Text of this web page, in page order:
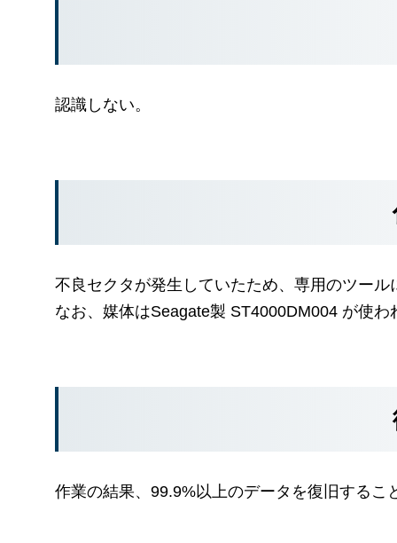
認識しない。
不良セクタが発生していたため、専用のツー
なお、媒体はSeagate製 ST4000DM004 が使わ
作業の結果、99.9%以上のデータを復旧するこ